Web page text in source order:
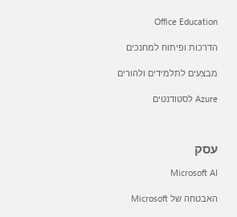
Office Education
הדרכות ופיתוח למחנכים
מבצעים לתלמידים ולהורים
Azure לסטודנטים
עסק
Microsoft AI
האבטחה של Microsoft